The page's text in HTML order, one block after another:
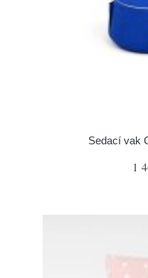
Sedací vak
1